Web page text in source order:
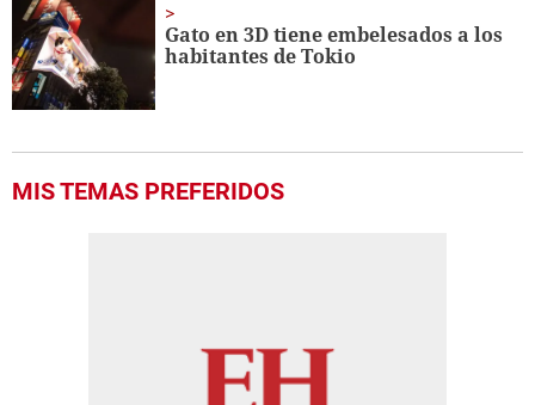
Gato en 3D tiene embelesados a los
habitantes de Tokio
MIS TEMAS PREFERIDOS